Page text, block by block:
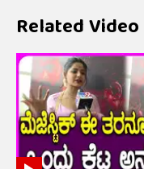
Related Video